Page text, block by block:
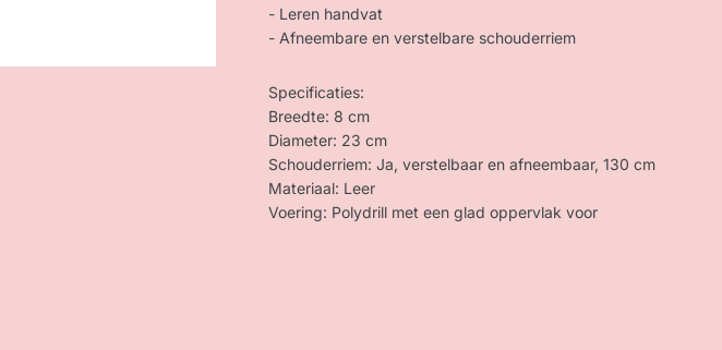
- Leren handvat
- Afneembare en verstelbare schouderriem
Specificaties:
Breedte: 8 cm
Diameter: 23 cm
Schouderriem: Ja, verstelbaar en afneembaar, 130 cm
Materiaal: Leer
Voering: Polydrill met een glad oppervlak voor